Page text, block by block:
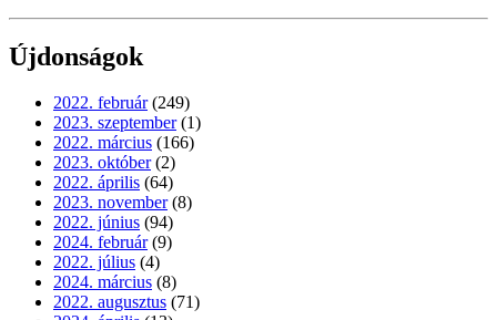
Újdonságok
2022. február (249)
2023. szeptember (1)
2022. március (166)
2023. október (2)
2022. április (64)
2023. november (8)
2022. június (94)
2024. február (9)
2022. július (4)
2024. március (8)
2022. augusztus (71)